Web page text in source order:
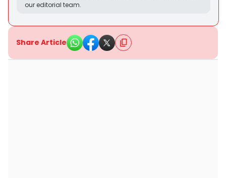
our editorial team.
Share Article